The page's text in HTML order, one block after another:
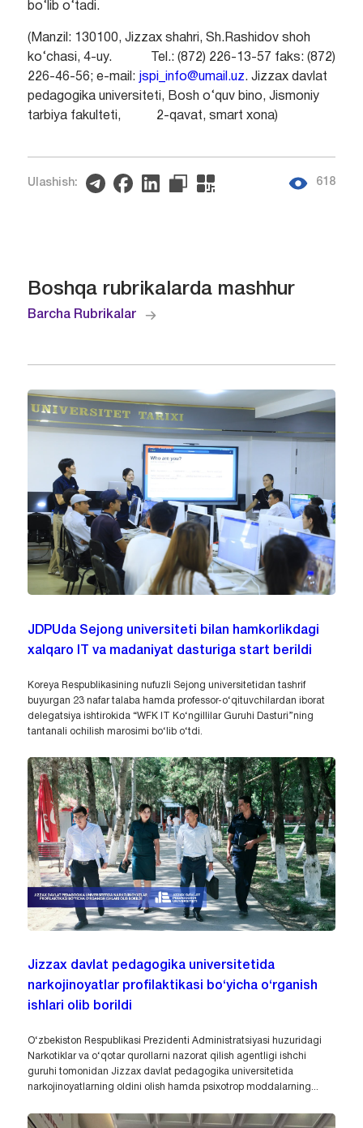
bo‘lib o‘tadi.
(Manzil: 130100, Jizzax shahri, Sh.Rashidov shoh
ko‘chasi, 4-uy. Tel.: (872) 226-13-57 faks: (872)
226-46-56; e-mail: jspi_info@umail.uz. Jizzax davlat
pedagogika universiteti, Bosh o‘quv bino, Jismoniy
tarbiya fakulteti, 2-qavat, smart xona)
Ulashish: 618
Boshqa rubrikalarda mashhur
Barcha Rubrikalar
JDPUda Sejong universiteti bilan hamkorlikdagi
xalqaro IT va madaniyat dasturiga start berildi
Koreya Respublikasining nufuzli Sejong universitetidan tashrif
buyurgan 23 nafar talaba hamda professor-o‘qituvchilardan iborat
delegatsiya ishtirokida “WFK IT Ko‘ngillilar Guruhi Dasturi”ning
tantanali ochilish marosimi bo‘lib o‘tdi.
Jizzax davlat pedagogika universitetida
narkojinoyatlar profilaktikasi bo‘yicha o‘rganish
ishlari olib borildi
O‘zbekiston Respublikasi Prezidenti Administratsiyasi huzuridagi
Narkotiklar va o‘qotar qurollarni nazorat qilish agentligi ishchi
guruhi tomonidan Jizzax davlat pedagogika universitetida
narkojinoyatlarning oldini olish hamda psixotrop moddalarning...